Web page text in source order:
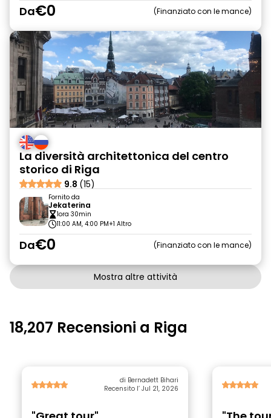
Da€0 Finanziato con le mance
La diversità architettonica del centro
storico di Riga
9.8 (15)
Fornito da
Jekaterina
1ora 30min
11:00 AM, 4:00 PM+1 Altro
Da€0 Finanziato con le mance
Mostra altre attività
18,207 Recensioni a Riga
di Bernadett Bihari
Recensito l’ Jul 21, 2026